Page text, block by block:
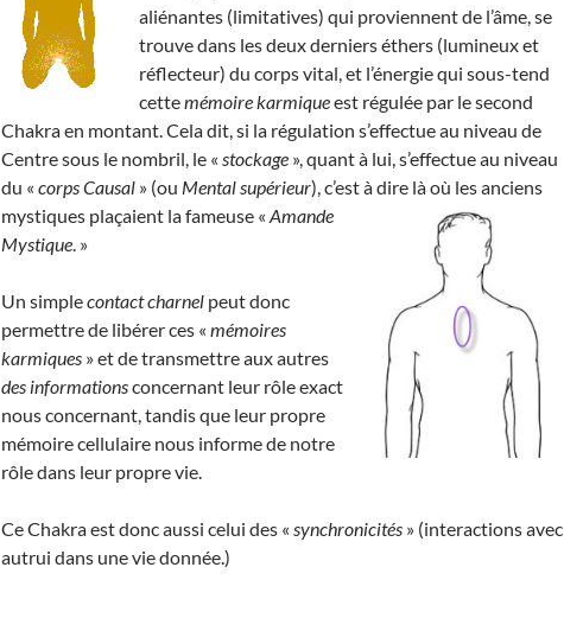
aliénantes (limitatives) qui proviennent de l’âme, se
trouve dans les deux derniers éthers (lumineux et
réflecteur) du corps vital, et l’énergie qui sous-tend
cettemémoire karmiqueest régulée par le second
Chakra en montant. Cela dit, si la régulation s’effectue au niveau de
Centre sous le nombril, le « stockage », quant à lui, s’effectue au niveau
du « corps Causal » (ou Mental supérieur), c’est à dire là où les anciens
mystiques plaçaient lafameuse « Amande
Mystique. »
Un simplecontact charnel peut donc
permettre de libérer ces « mémoires
karmiques » et de transmettre aux autres
des informationsconcernant leur rôle exact
nous concernant, tandis que leur propre
mémoire cellulaire nous informe de notre
rôle dans leur propre vie.
Ce Chakra est donc aussi celui des « synchronicités » (interactions avec
autrui dans une vie donnée.)